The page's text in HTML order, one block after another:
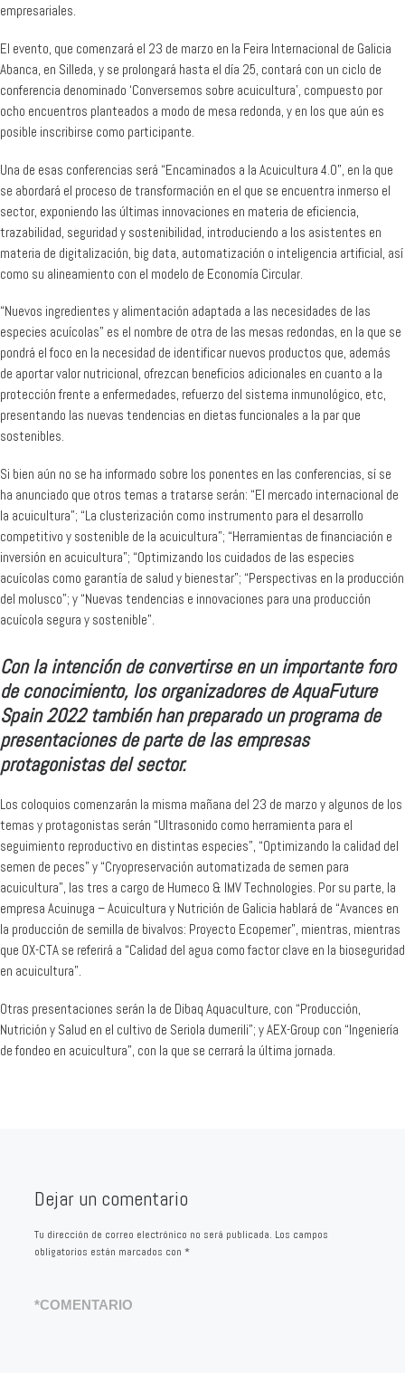
empresariales.
El evento, que comenzará el 23 de marzo en la Feira Internacional de Galicia
Abanca, en Silleda, y se prolongará hasta el día 25, contará con un ciclo de
conferencia denominado ‘Conversemos sobre acuicultura’, compuesto por
ocho encuentros planteados a modo de mesa redonda, y en los que aún es
posible inscribirse como participante.
Una de esas conferencias será “Encaminados a la Acuicultura 4.0”, en la que
se abordará el proceso de transformación en el que se encuentra inmerso el
sector, exponiendo las últimas innovaciones en materia de eficiencia,
trazabilidad, seguridad y sostenibilidad, introduciendo a los asistentes en
materia de digitalización, big data, automatización o inteligencia artificial, así
como su alineamiento con el modelo de Economía Circular.
“Nuevos ingredientes y alimentación adaptada a las necesidades de las
especies acuícolas” es el nombre de otra de las mesas redondas, en la que se
pondrá el foco en la necesidad de identificar nuevos productos que, además
de aportar valor nutricional, ofrezcan beneficios adicionales en cuanto a la
protección frente a enfermedades, refuerzo del sistema inmunológico, etc,
presentando las nuevas tendencias en dietas funcionales a la par que
sostenibles.
Si bien aún no se ha informado sobre los ponentes en las conferencias, sí se
ha anunciado que otros temas a tratarse serán: “El mercado internacional de
la acuicultura”; “La clusterización como instrumento para el desarrollo
competitivo y sostenible de la acuicultura”; “Herramientas de financiación e
inversión en acuicultura”; “Optimizando los cuidados de las especies
acuícolas como garantía de salud y bienestar”; “Perspectivas en la producción
del molusco”; y “Nuevas tendencias e innovaciones para una producción
acuícola segura y sostenible”.
Con la intención de convertirse en un importante foro
de conocimiento, los organizadores de AquaFuture
Spain 2022 también han preparado un programa de
presentaciones de parte de las empresas
protagonistas del sector.
Los coloquios comenzarán la misma mañana del 23 de marzo y algunos de los
temas y protagonistas serán “Ultrasonido como herramienta para el
seguimiento reproductivo en distintas especies”, “Optimizando la calidad del
semen de peces” y “Cryopreservación automatizada de semen para
acuicultura”, las tres a cargo de Humeco & IMV Technologies. Por su parte, la
empresa Acuinuga – Acuicultura y Nutrición de Galicia hablará de “Avances en
la producción de semilla de bivalvos: Proyecto Ecopemer”, mientras, mientras
que OX-CTA se referirá a “Calidad del agua como factor clave en la bioseguridad
en acuicultura”.
Otras presentaciones serán la de Dibaq Aquaculture, con “Producción,
Nutrición y Salud en el cultivo de Seriola dumerili”; y AEX-Group con “Ingeniería
de fondeo en acuicultura”, con la que se cerrará la última jornada.
Dejar un comentario
Tu dirección de correo electrónico no será publicada. Los campos
obligatorios están marcados con *
COMENTARIO
*